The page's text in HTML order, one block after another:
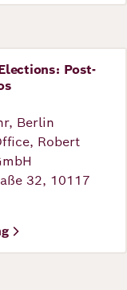
Post-
Berlin
Robert
32, 10117